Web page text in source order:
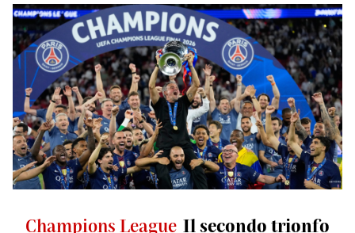
Champions League Il secondo trionfo